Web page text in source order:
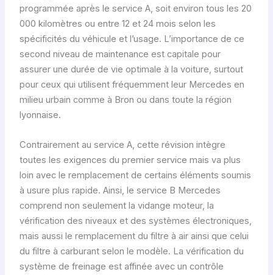
programmée après le service A, soit environ tous les 20
000 kilomètres ou entre 12 et 24 mois selon les
spécificités du véhicule et l’usage. L’importance de ce
second niveau de maintenance est capitale pour
assurer une durée de vie optimale à la voiture, surtout
pour ceux qui utilisent fréquemment leur Mercedes en
milieu urbain comme à Bron ou dans toute la région
lyonnaise.
Contrairement au service A, cette révision intègre
toutes les exigences du premier service mais va plus
loin avec le remplacement de certains éléments soumis
à usure plus rapide. Ainsi, le service B Mercedes
comprend non seulement la vidange moteur, la
vérification des niveaux et des systèmes électroniques,
mais aussi le remplacement du filtre à air ainsi que celui
du filtre à carburant selon le modèle. La vérification du
système de freinage est affinée avec un contrôle